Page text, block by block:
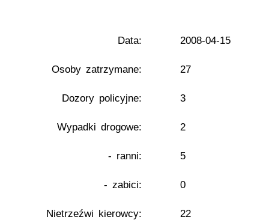
Data: 2008-04-15
Osoby zatrzymane: 27
Dozory policyjne: 3
Wypadki drogowe: 2
- ranni: 5
- zabici: 0
Nietrzeźwi kierowcy: 22